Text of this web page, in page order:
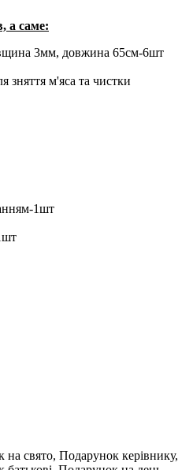
а саме:
3мм, довжина 65см-6шт
зняття м'яса та чистки
1шт
на свято, Подарунок керівнику,